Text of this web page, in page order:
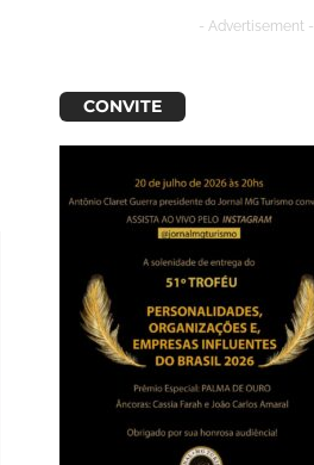
- Advertisement -
CONVITE